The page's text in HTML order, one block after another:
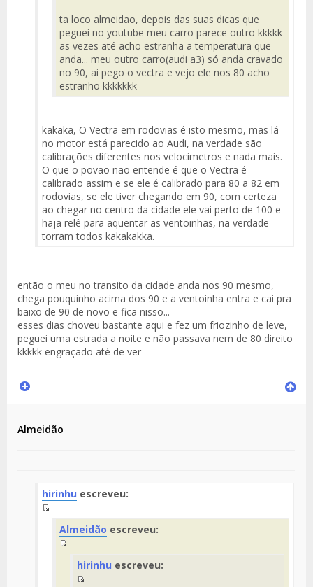
ta loco almeidao, depois das suas dicas que
peguei no youtube meu carro parece outro kkkkk
as vezes até acho estranha a temperatura que
anda... meu outro carro(audi a3) só anda cravado
no 90, ai pego o vectra e vejo ele nos 80 acho
estranho kkkkkkk
kakaka, O Vectra em rodovias é isto mesmo, mas lá
no motor está parecido ao Audi, na verdade são
calibrações diferentes nos velocimetros e nada mais.
O que o povão não entende é que o Vectra é
calibrado assim e se ele é calibrado para 80 a 82 em
rodovias, se ele tiver chegando em 90, com certeza
ao chegar no centro da cidade ele vai perto de 100 e
haja relê para aquentar as ventoinhas, na verdade
torram todos kakakakka.
então o meu no transito da cidade anda nos 90 mesmo,
chega pouquinho acima dos 90 e a ventoinha entra e cai pra
baixo de 90 de novo e fica nisso...
esses dias choveu bastante aqui e fez um friozinho de leve,
peguei uma estrada a noite e não passava nem de 80 direito
kkkkk engraçado até de ver
Almeidão
hirinhu escreveu:
Fuente
del
Mensaje
Almeidão escreveu:
del
Mensaje
hirinhu escreveu: